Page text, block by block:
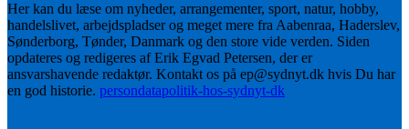
Her kan du læse om nyheder, arrangementer, sport, natur, hobby,
handelslivet, arbejdspladser og meget mere fra Aabenraa, Haderslev,
Sønderborg, Tønder, Danmark og den store vide verden. Siden
opdateres og redigeres af Erik Egvad Petersen, der er
ansvarshavende redaktør. Kontakt os på ep@sydnyt.dk hvis Du har
en god historie. persondatapolitik-hos-sydnyt-dk